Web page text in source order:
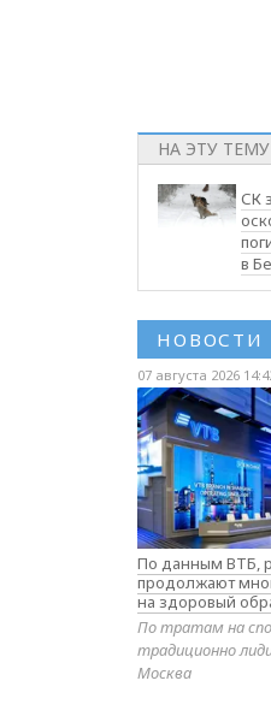
НА ЭТУ ТЕМУ
СК
в
07 августа 2026
По данным ВТБ,
продолжают
на здоровый
По тратам на
традиционно
Москва